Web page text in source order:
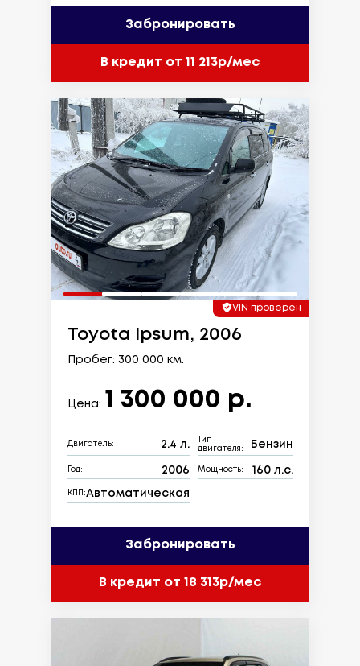
Забронировать
В кредит от 11 213р/мес
VIN проверен
Toyota Ipsum, 2006
Пробег: 300 000 км.
Цена: 1 300 000 р.
Двигатель: 2.4 л.
Тип
двигателя:
Бензин
Год: 2006 Мощность: 160 л.с.
КПП:Автоматическая
Забронировать
В кредит от 18 313р/мес